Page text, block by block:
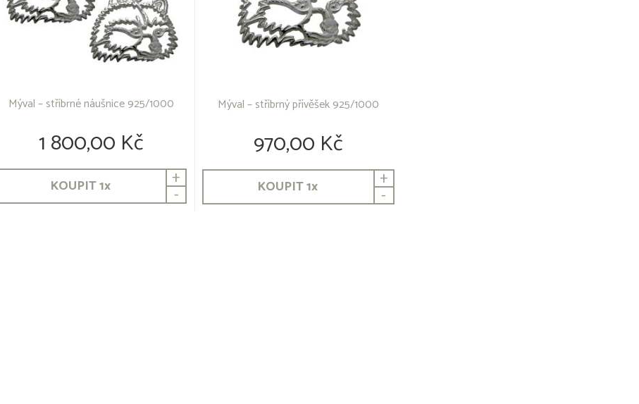
Mýval – stříbrné náušnice 925/1000
1 800,00 Kč
KOUPIT1x +
-
Mýval – stříbrný přívěšek 925/1000
970,00 Kč
KOUPIT1x +
-